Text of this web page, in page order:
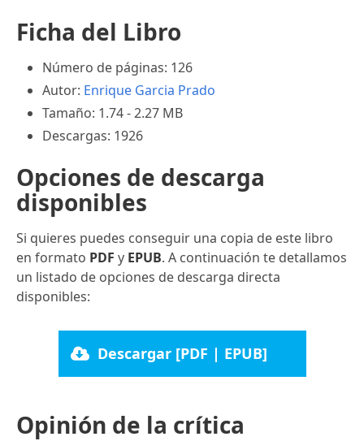
Ficha del Libro
Número de páginas: 126
Autor: Enrique Garcia Prado
Tamaño: 1.74 - 2.27 MB
Descargas: 1926
Opciones de descarga
disponibles
Si quieres puedes conseguir una copia de este libro
en formato PDF y EPUB. A continuación te detallamos
un listado de opciones de descarga directa
disponibles:
Descargar [PDF | EPUB]
Opinión de la crítica